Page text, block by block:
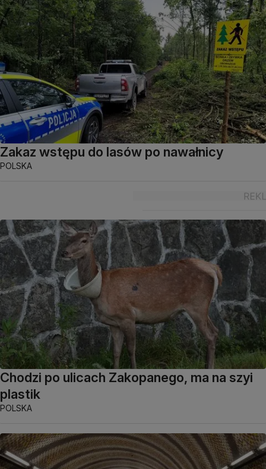
Zakaz wstępu do lasów po nawałnicy
POLSKA
Chodzi po ulicach Zakopanego, ma na szyi
plastik
POLSKA